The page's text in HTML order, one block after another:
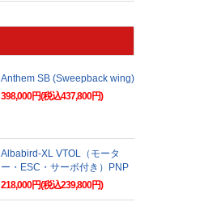
Anthem SB (Sweepback wing)
398,000円(税込437,800円)
Albabird-XL VTOL（モータ
ー・ESC・サーボ付き）PNP
218,000円(税込239,800円)